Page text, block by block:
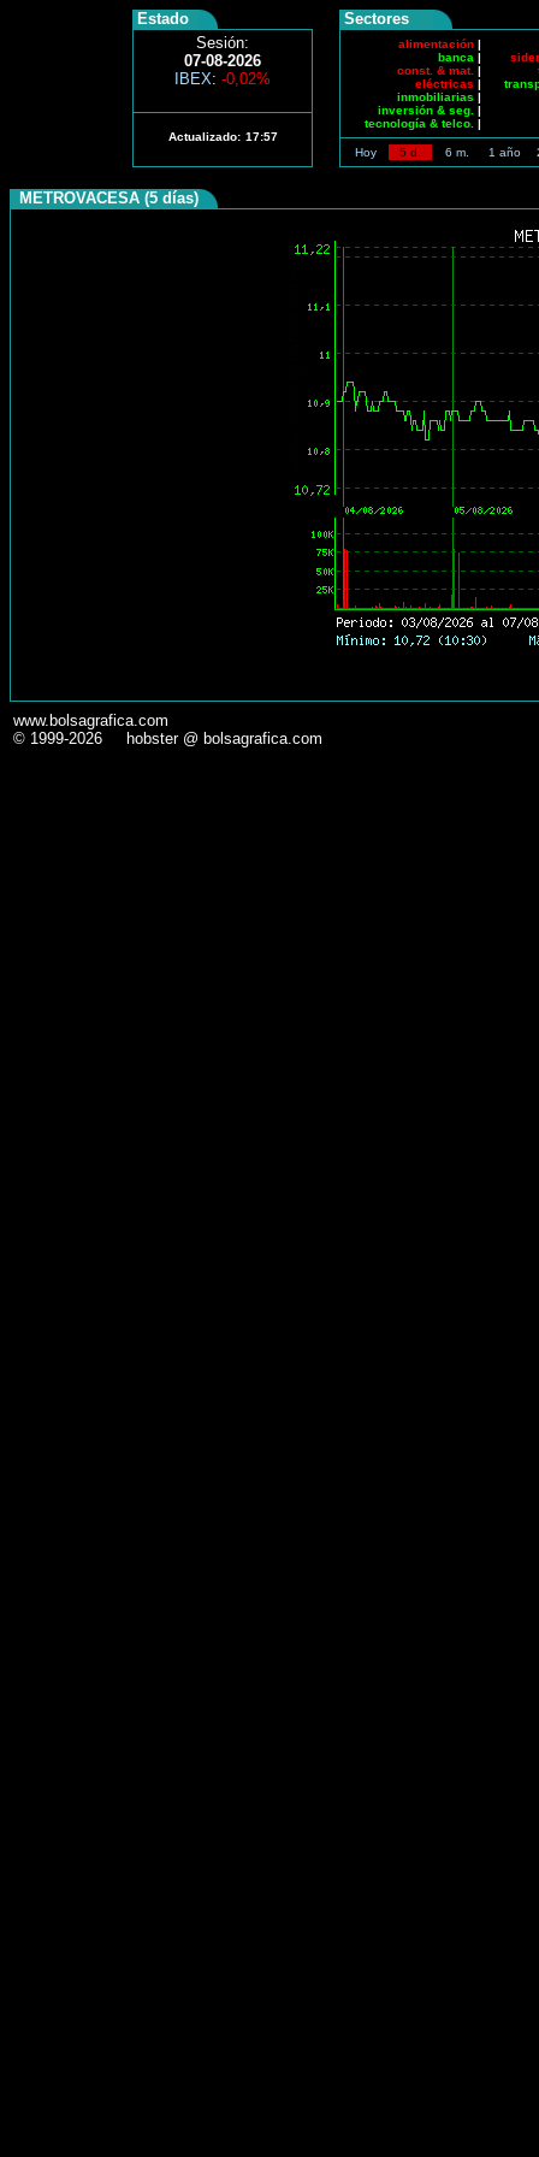
Estado
Sesión:
07-08-2026
IBEX: -0,02%
Actualizado: 17:57
Sectores
alimentación |
banca |
const. & mat. |
eléctricas |
inmobiliarias |
inversión & seg. |
tecnología & telco. |
Hoy 5 d. 6 m. 1 año
METROVACESA (5 días)
www.bolsagrafica.com
© 1999-2026 hobster @ bolsagrafica.com